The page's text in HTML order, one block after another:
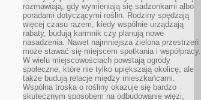
rozmawiają, gdy wymieniają się sadzonkami albo
poradami dotyczącymi roślin. Rodziny spędzają
więcej czasu razem, kiedy wspólnie urządzają
rabaty, budują karmnik czy planują nowe
nasadzenia. Nawet najmniejsza zielona przestrzeń
może stawać się miejscem spotkania i współpracy.
W wielu miejscowościach powstają ogrody
społeczne, które nie tylko upiększają okolicę, ale
także budują relacje między mieszkańcami.
Wspólna troska o rośliny okazuje się bardzo
skutecznym sposobem na odbudowanie więzi,